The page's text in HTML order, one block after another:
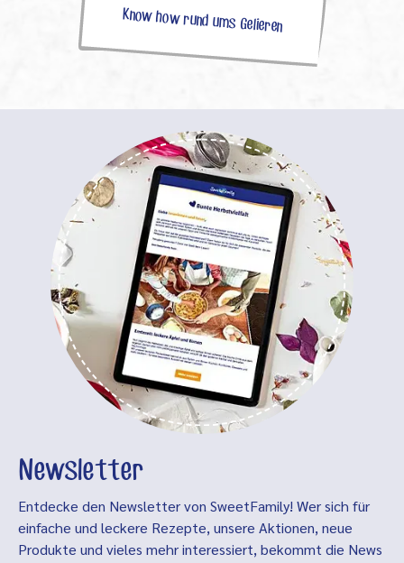
Know how rund ums Gelieren
Newsletter
Entdecke den Newsletter von SweetFamily! Wer sich für
einfache und leckere Rezepte, unsere Aktionen, neue
Produkte und vieles mehr interessiert, bekommt die News